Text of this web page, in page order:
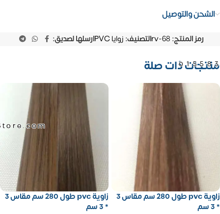
الشحن والتوصيل
رمز المنتج: rv-68التصنيف: زوايا PVC ارسلها لصديق:
منتجات ذات صلة
زاوية pvc طول 280 سم مقاس 3
* 3 سم
زاوية pvc طول 280 سم مقاس 3
* 3 سم